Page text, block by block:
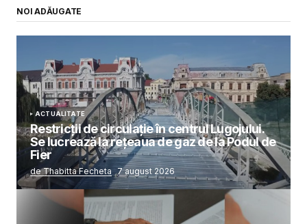
NOI ADĂUGATE
ACTUALITATE
Restricții de circulație în centrul Lugojului.
Se lucrează la rețeaua de gaz de la Podul de
Fier
de Thabitta Fecheta 7 august 2026